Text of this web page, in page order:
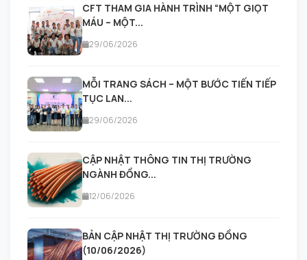
CFT THAM GIA HÀNH TRÌNH “MỘT GIỌT
MÁU – MỘT...
29/06/2026
MỖI TRANG SÁCH – MỘT BƯỚC TIẾN TIẾP
TỤC LAN...
29/06/2026
CẬP NHẬT THÔNG TIN THỊ TRƯỜNG
NGÀNH ĐỒNG...
12/06/2026
BẢN CẬP NHẬT THỊ TRƯỜNG ĐỒNG
(10/06/2026)